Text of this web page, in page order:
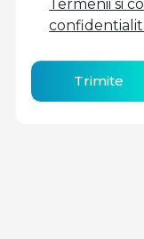
Termenii si
Trimite